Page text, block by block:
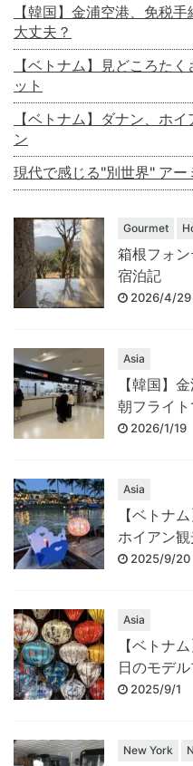
【韓国】金浦空港、免税
大丈夫？
【ベトナム】見どころた
ット
【ベトナム】ダナン、ホ
ン
現代で感じる"別世界" ア
Gourmet
箱根フォ
宿泊記
2026/4/29
Asia
【韓国】
朝フライト
2026/1/19
Asia
【ベトナ
ホイアン観
2025/9/20
Asia
【ベトナ
日のモデ
2025/9/1
New York